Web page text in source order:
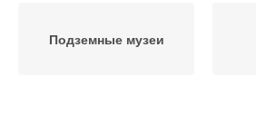
Подземные музеи